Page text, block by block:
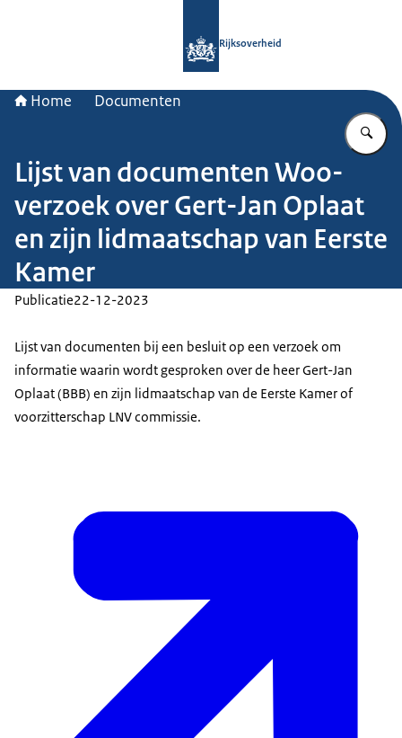
Rijksoverheid
Home Documenten
Lijst van documenten Woo-
verzoek over Gert-Jan Oplaat
en zijn lidmaatschap van Eerste
Kamer
Publicatie22-12-2023
Lijst van documenten bij een besluit op een verzoek om
informatie waarin wordt gesproken over de heer Gert-Jan
Oplaat (BBB) en zijn lidmaatschap van de Eerste Kamer of
voorzitterschap LNV commissie.